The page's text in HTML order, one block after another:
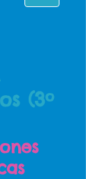
(3º